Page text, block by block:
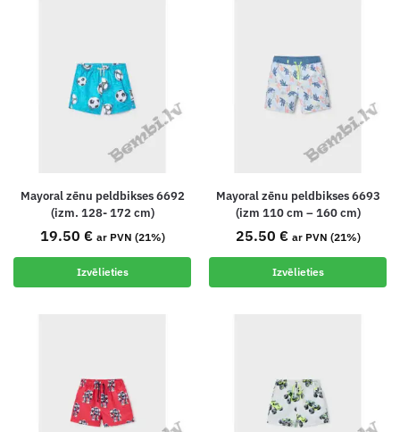
Mayoral zēnu peldbikses 6692
(izm. 128- 172 cm)
19.50 € ar PVN (21%)
Izvēlieties
Mayoral zēnu peldbikses 6693
(izm 110 cm – 160 cm)
25.50 € ar PVN (21%)
Izvēlieties